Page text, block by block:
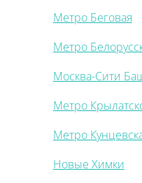
Метро Беговая
Метро
Москва-Сити
Метро
Метро
Новые Химки